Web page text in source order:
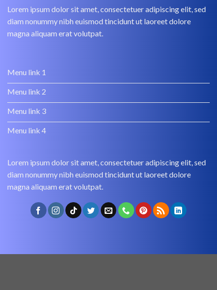
Lorem ipsum dolor sit amet, consectetuer adipiscing elit, sed
diam nonummy nibh euismod tincidunt ut laoreet dolore
magna aliquam erat volutpat.
Menu link 1
Menu link 2
Menu link 3
Menu link 4
Lorem ipsum dolor sit amet, consectetuer adipiscing elit, sed
diam nonummy nibh euismod tincidunt ut laoreet dolore
magna aliquam erat volutpat.